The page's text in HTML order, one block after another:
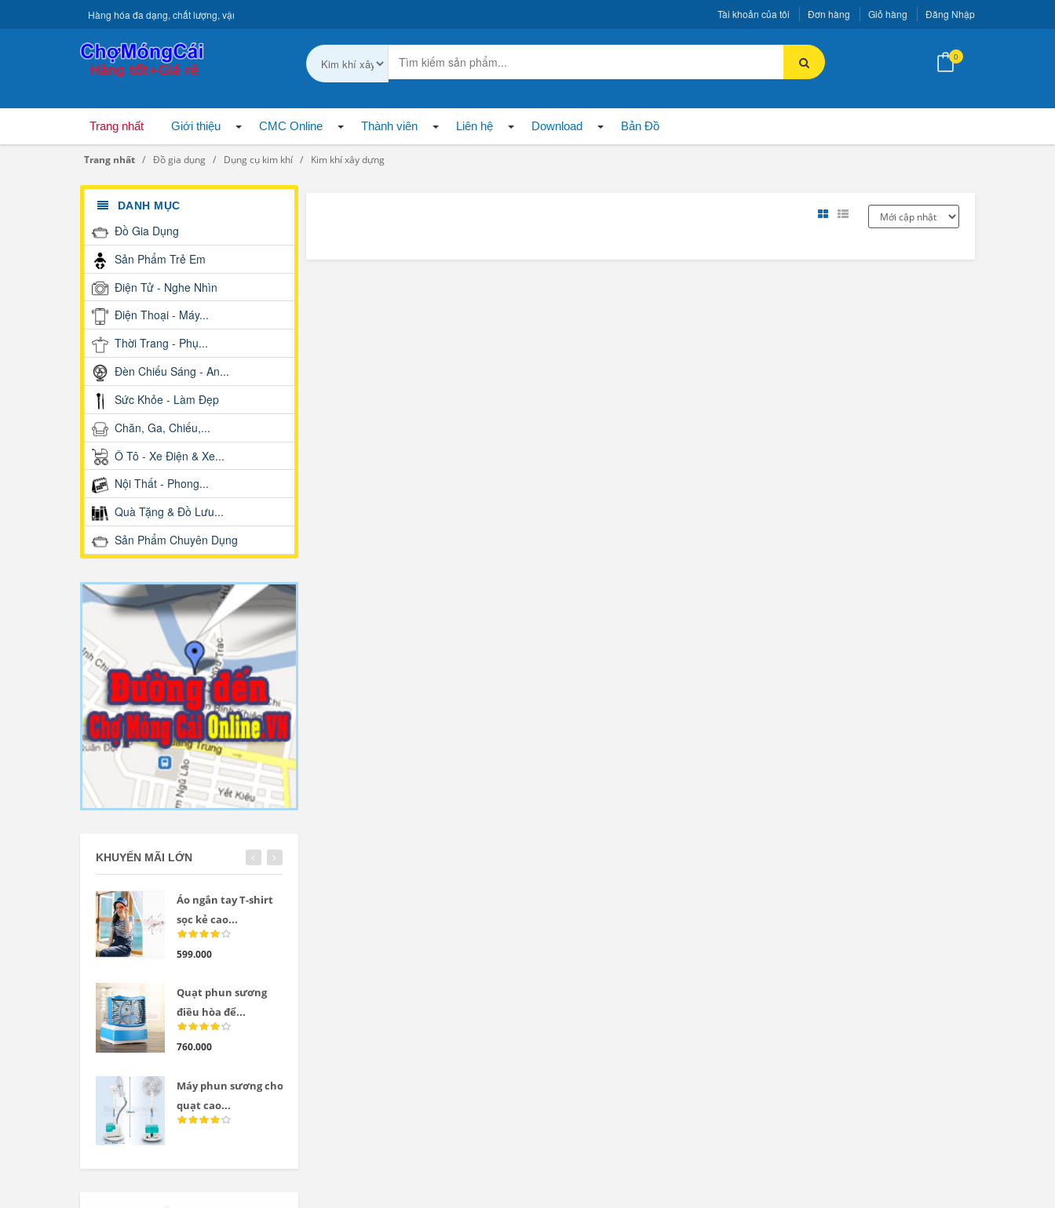
Tài khoản của tôi Đơn hàng Giỏ hàng Đăng Nhập
Hàng hóa đa dạng, chất lượng, vận chuyển toàn quốc.
0
Trang nhất Giới thiệu CMC Online Thành viên Liên hệ Download Bản Đồ
Trang nhất Đồ gia dụng Dụng cụ kim khí Kim khí xây dựng
DANH MỤC
Đồ Gia Dụng
Sản Phẩm Trẻ Em
Điện Tử - Nghe Nhìn
Điện Thoại - Máy...
Thời Trang - Phụ...
Đèn Chiếu Sáng - An...
Sức Khỏe - Làm Đẹp
Chăn, Ga, Chiếu,...
Ô Tô - Xe Điện & Xe...
Nội Thất - Phong...
Quà Tặng & Đồ Lưu...
Sản Phẩm Chuyên Dụng
KHUYẾN MÃI LỚN
Áo ngắn tay T-shirt
sọc kẻ cao...
599.000
Quạt phun sương
điều hòa để...
760.000
Máy phun sương cho
quạt cao...